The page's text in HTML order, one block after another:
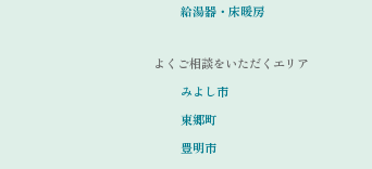
給湯器・床暖房
よくご相談をいただくエリア
みよし市
東郷町
豊明市